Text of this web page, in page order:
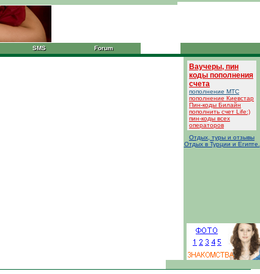
SMS Forum
Ваучеры, пин
коды пополнения
счета
пополнение МТС
пополнение Киевстар
Пин-коды Билайн
пополнить счет Life:)
пин-коды всех
операторов
Отдых, туры и отзывы
Отдых в Турции и Египте.